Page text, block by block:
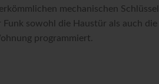
mechanischen
sowohl die Haustür als auch
programmiert.